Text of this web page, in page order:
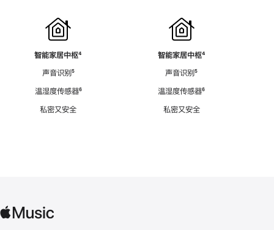
智能家居中枢脚
⁴
声音识别脚
⁵
温湿度传感器脚
⁶
私密又安全
智能家居中枢脚
⁴
声音识别脚
⁵
温湿度传感器脚
⁶
私密又安全